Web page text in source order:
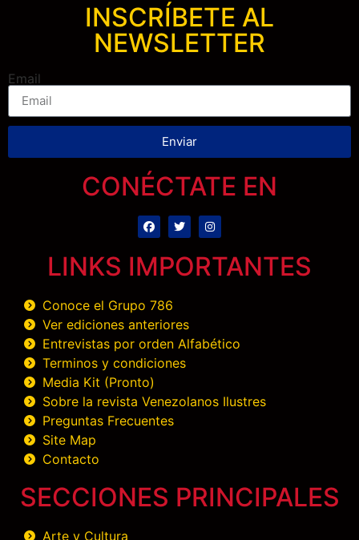
INSCRÍBETE AL
NEWSLETTER
Email
Enviar
CONÉCTATE EN
LINKS IMPORTANTES
Conoce el Grupo 786
Ver ediciones anteriores
Entrevistas por orden Alfabético
Terminos y condiciones
Media Kit (Pronto)
Sobre la revista Venezolanos Ilustres
Preguntas Frecuentes
Site Map
Contacto
SECCIONES PRINCIPALES
Arte y Cultura